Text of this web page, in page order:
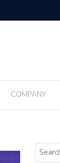
ពិធីបុណ្យ
COMPANY